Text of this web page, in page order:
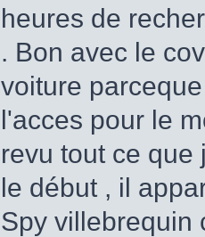
heures de
. Bon avec le
voiture
l'acces pour le
revu tout ce que
le début , il
Spy villebrequin